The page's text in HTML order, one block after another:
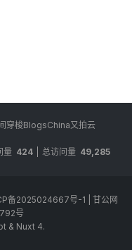
穿梭BlogsChina又拍云
量 424 总访问量 49,285
备2025024667号-1
甘公网
号
& Nuxt 4.